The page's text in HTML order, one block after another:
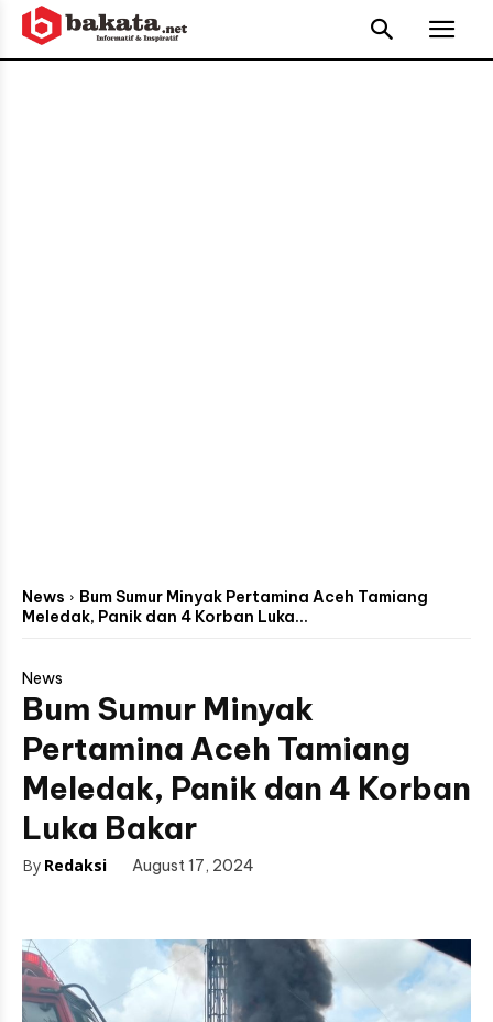
News
Bum Sumur Minyak Pertamina Aceh Tamiang
Meledak, Panik dan 4 Korban Luka...
News
Bum Sumur Minyak
Pertamina Aceh Tamiang
Meledak, Panik dan 4 Korban
Luka Bakar
By Redaksi August 17, 2024